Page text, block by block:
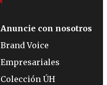
Anuncie con nosotros
Brand Voice
Empresariales
Colección ÚH